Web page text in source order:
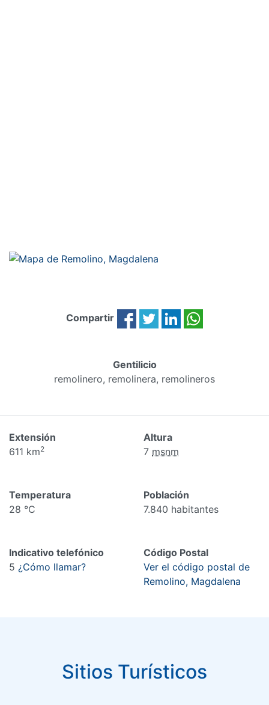
Compartir
Gentilicio
remolinero, remolinera, remolineros
Extensión
611 km2
Altura
7 msnm
Temperatura
28 °C
Población
7.840 habitantes
Indicativo telefónico
5 ¿Cómo llamar?
Código Postal
Ver el código postal de
Remolino, Magdalena
Sitios Turísticos